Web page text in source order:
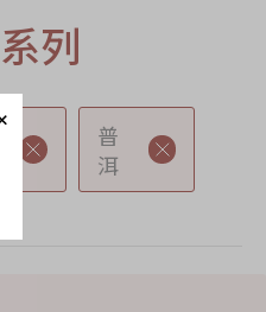
列
礼盒
表
列
普
洱